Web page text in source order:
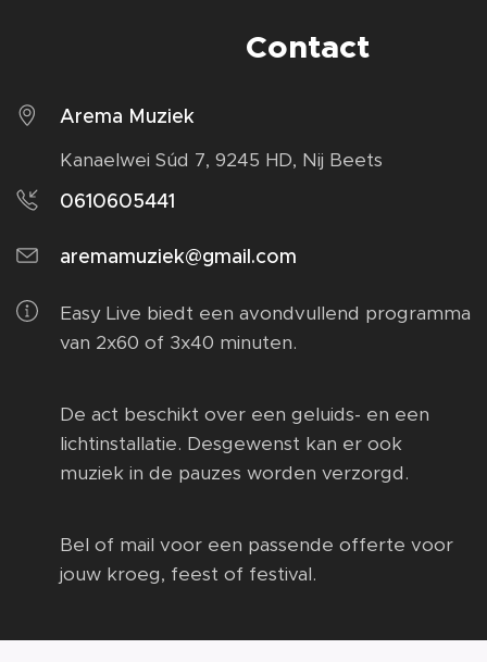
Contact
Arema Muziek
Kanaelwei Súd 7, 9245 HD, Nij Beets
0610605441
aremamuziek@gmail.com
Easy Live biedt een avondvullend programma
van 2x60 of 3x40 minuten.
De act beschikt over een geluids- en een
lichtinstallatie. Desgewenst kan er ook
muziek in de pauzes worden verzorgd.
Bel of mail voor een passende offerte voor
jouw kroeg, feest of festival.